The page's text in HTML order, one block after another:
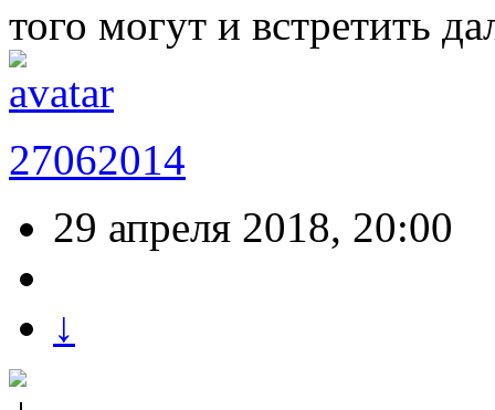
того могут и встретить
27062014
29 апреля 2018, 20:00
↓